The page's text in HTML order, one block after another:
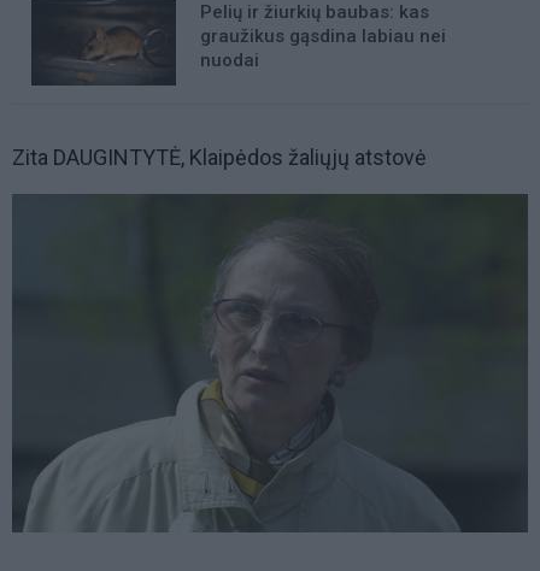
Pelių ir žiurkių baubas: kas
graužikus gąsdina labiau nei
nuodai
Zita DAUGINTYTĖ, Klaipėdos žaliųjų atstovė